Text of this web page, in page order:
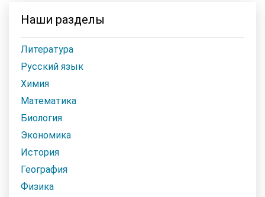
Наши разделы
Литература
Русский язык
Химия
Математика
Биология
Экономика
История
География
Физика